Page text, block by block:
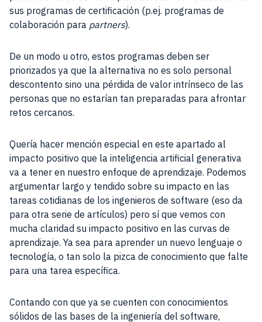
sus programas de certificación (p.ej. programas de
colaboración para partners).
De un modo u otro, estos programas deben ser
priorizados ya que la alternativa no es solo personal
descontento sino una pérdida de valor intrínseco de las
personas que no estarían tan preparadas para afrontar
retos cercanos.
Quería hacer mención especial en este apartado al
impacto positivo que la inteligencia artificial generativa
va a tener en nuestro enfoque de aprendizaje. Podemos
argumentar largo y tendido sobre su impacto en las
tareas cotidianas de los ingenieros de software (eso da
para otra serie de artículos) pero sí que vemos con
mucha claridad su impacto positivo en las curvas de
aprendizaje. Ya sea para aprender un nuevo lenguaje o
tecnología, o tan solo la pizca de conocimiento que falte
para una tarea específica.
Contando con que ya se cuenten con conocimientos
sólidos de las bases de la ingeniería del software,